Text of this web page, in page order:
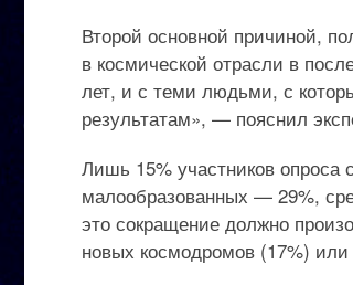
Второй основной причиной,
в космической отрасли в
лет, и с теми людьми, с
результатам», — пояснил
Лишь 15% участников опроса
малообразованных — 29%,
это сокращение должно
новых космодромов (17%)